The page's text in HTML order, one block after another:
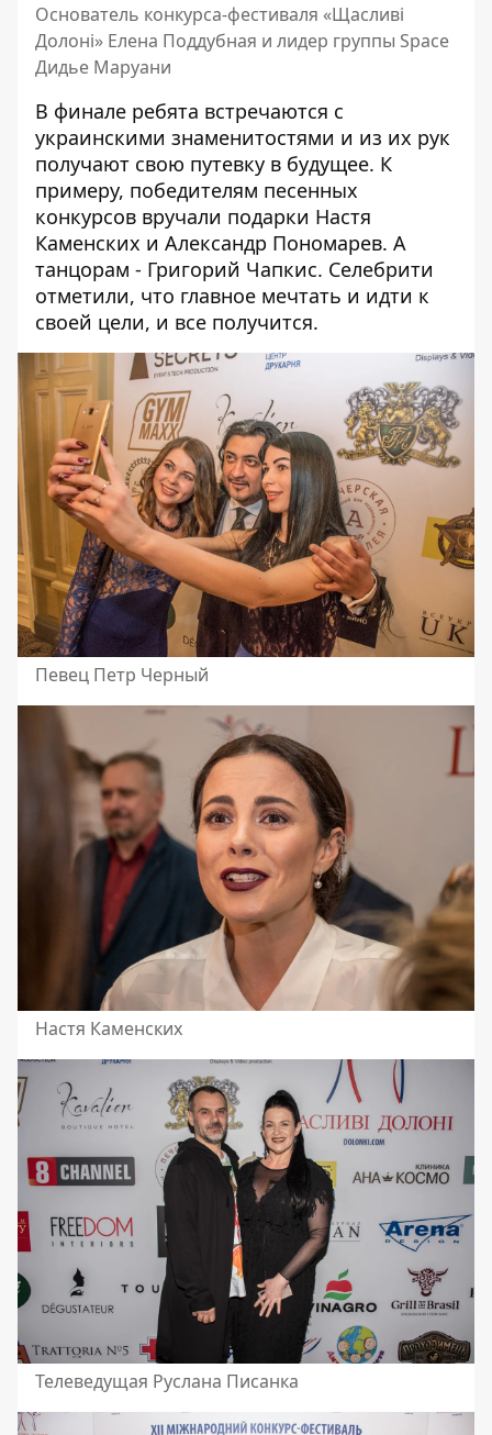
Основатель конкурса-фестиваля «Щасливі
Долоні» Елена Поддубная и лидер группы Space
Дидье Маруани
В финале ребята встречаются с
украинскими знаменитостями и из их рук
получают свою путевку в будущее. К
примеру, победителям песенных
конкурсов вручали подарки Настя
Каменских и Александр Пономарев. А
танцорам - Григорий Чапкис. Селебрити
отметили, что главное мечтать и идти к
своей цели, и все получится.
Певец Петр Черный
Настя Каменских
Телеведущая Руслана Писанка